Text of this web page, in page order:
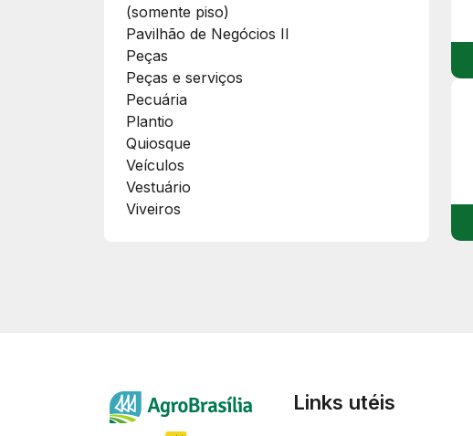
(somente piso)
Pavilhão de Negócios II
Peças
Peças e serviços
Pecuária
Plantio
Quiosque
Veículos
Vestuário
Viveiros
Links utéis